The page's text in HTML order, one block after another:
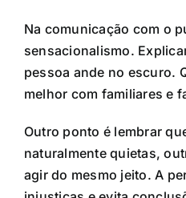
Na comunicação com o
sensacionalismo.
pessoa ande no escuro.
melhor com familiares e
Outro ponto é lembrar
naturalmente quietas,
agir do mesmo jeito. A